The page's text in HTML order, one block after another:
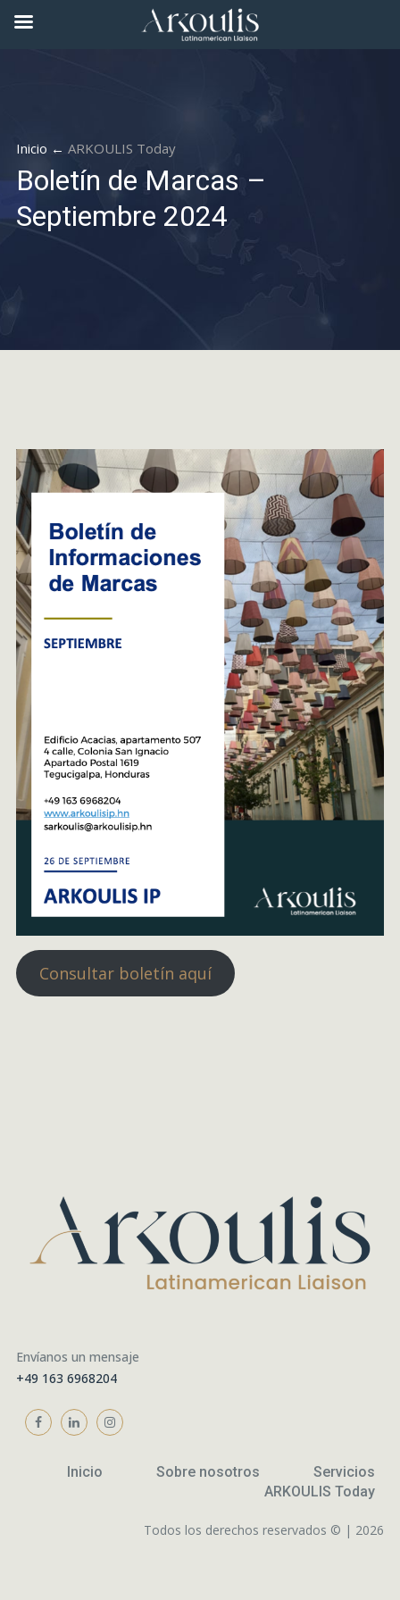
Inicio ← ARKOULIS Today
Boletín de Marcas –
Septiembre 2024
Consultar boletín aquí
Envíanos un mensaje
+49 163 6968204
Inicio Sobre nosotros
Servicios
ARKOULIS Today
Todos los derechos reservados © | 2026